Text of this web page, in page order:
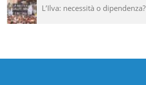
L’Ilva: necessità o dipendenza?